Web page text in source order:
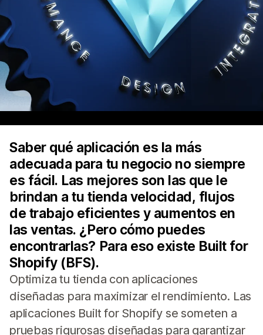
Saber qué aplicación es la más
adecuada para tu negocio no siempre
es fácil. Las mejores son las que le
brindan a tu tienda velocidad, flujos
de trabajo eficientes y aumentos en
las ventas. ¿Pero cómo puedes
encontrarlas? Para eso existe Built for
Shopify (BFS).
Optimiza tu tienda con aplicaciones
diseñadas para maximizar el rendimiento. Las
aplicaciones Built for Shopify se someten a
pruebas rigurosas diseñadas para garantizar